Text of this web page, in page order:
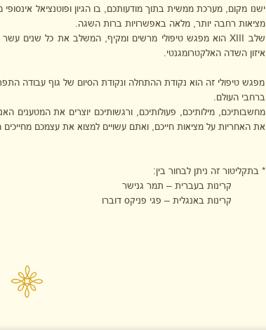
ישנו מקום, מערכת ממשית בתוך מודעותכם, בו הגיון ופוטנציאל אינסופי
מציאות רחבה יותר, מלאה באפשרויות ברות השגה.
שלב XIII הוא מפגש טיפולי מרשים ומקיף, המשלב את כל שנים
איזון השדה האלקטרומגנטי.
מפגש טיפולי זה הוא נקודת ההתחלה ונקודת הסיום של גוף עבודה
ברחבי העולם.
מחשבותיכם, מילותיכם, פעולותיכם, ורגשותיכם יוצרים את המטענים
את האחריות על מציאות חייכם, ואתם עשויים למצוא את עצמכם מחייכים
* בתקליטור זה ניתן לבחור בין:
קרינות בעברית – תמר גנישר
קרינות באנגלית – פגי פניקס דוברו